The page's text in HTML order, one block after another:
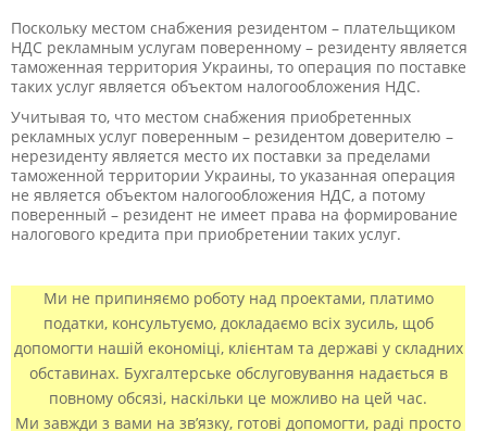
Поскольку местом снабжения резидентом – плательщиком
НДС рекламным услугам поверенному – резиденту является
таможенная территория Украины, то операция по поставке
таких услуг является объектом налогообложения НДС.
Учитывая то, что местом снабжения приобретенных
рекламных услуг поверенным – резидентом доверителю –
нерезиденту является место их поставки за пределами
таможенной территории Украины, то указанная операция
не является объектом налогообложения НДС, а потому
поверенный – резидент не имеет права на формирование
налогового кредита при приобретении таких услуг.
Ми не припиняємо роботу над проектами, платимо
податки, консультуємо, докладаємо всіх зусиль, щоб
допомогти нашій економіці, клієнтам та державі у складних
обставинах. Бухгалтерське обслуговування надається в
повному обсязі, наскільки це можливо на цей час.
Ми завжди з вами на зв’язку, готові допомогти, раді просто